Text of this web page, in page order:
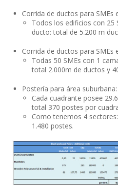
Corrida de ductos para SMEs
Todos los edificios con 25
ducto: total de 5.200 m
Corrida de ductos para SMEs
Todas 50 SMEs con 1
total 2.000m de ductos y
Postería para área suburbana:
Cada cuadrante posee
total 370 postes por
Como tenemos 4
1.480 postes.